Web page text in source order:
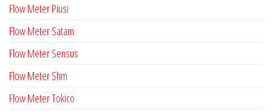
Flow Meter Piusi
Flow Meter Satam
Flow Meter Sensus
Flow Meter Shm
Flow Meter Tokico